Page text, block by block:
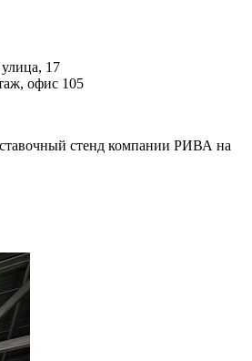
17
офис 105
стенд компании РИВА на